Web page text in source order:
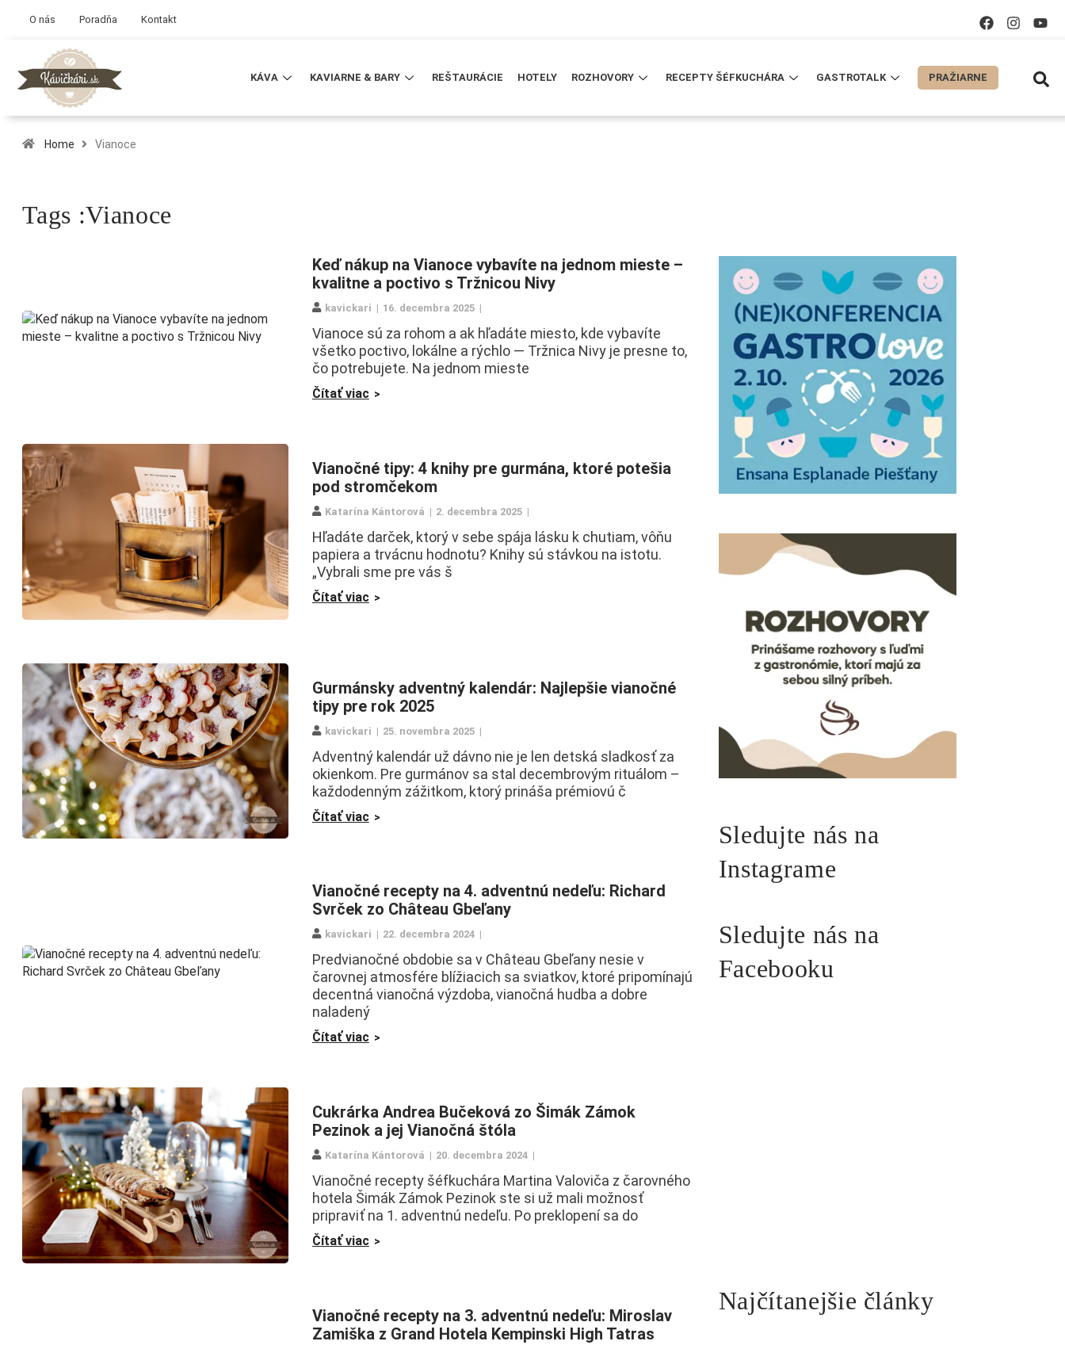
O nás Poradňa Kontakt
KÁVA KAVIARNE & BARY REŠTAURÁCIE HOTELY ROZHOVORY RECEPTY ŠÉFKUCHÁRA GASTROTALK PRAŽIARNE
Home Vianoce
Tags :Vianoce
Keď nákup na Vianoce vybavíte na jednom mieste –
kvalitne a poctivo s Tržnicou Nivy
kavickari 16. decembra 2025
Vianoce sú za rohom a ak hľadáte miesto, kde vybavíte
všetko poctivo, lokálne a rýchlo — Tržnica Nivy je presne to,
čo potrebujete. Na jednom mieste
Čítať viac
Vianočné tipy: 4 knihy pre gurmána, ktoré potešia
pod stromčekom
Katarína Kántorová 2. decembra 2025
Hľadáte darček, ktorý v sebe spája lásku k chutiam, vôňu
papiera a trvácnu hodnotu? Knihy sú stávkou na istotu.
„Vybrali sme pre vás š
Čítať viac
Gurmánsky adventný kalendár: Najlepšie vianočné
tipy pre rok 2025
kavickari 25. novembra 2025
Adventný kalendár už dávno nie je len detská sladkosť za
okienkom. Pre gurmánov sa stal decembrovým rituálom –
každodenným zážitkom, ktorý prináša prémiovú č
Čítať viac
Vianočné recepty na 4. adventnú nedeľu: Richard
Svrček zo Château Gbeľany
kavickari 22. decembra 2024
Predvianočné obdobie sa v Château Gbeľany nesie v
čarovnej atmosfére blížiacich sa sviatkov, ktoré pripomínajú
decentná vianočná výzdoba, vianočná hudba a dobre
naladený
Čítať viac
Cukrárka Andrea Bučeková zo Šimák Zámok
Pezinok a jej Vianočná štóla
Katarína Kántorová 20. decembra 2024
Vianočné recepty šéfkuchára Martina Valoviča z čarovného
hotela Šimák Zámok Pezinok ste si už mali možnosť
pripraviť na 1. adventnú nedeľu. Po preklopení sa do
Čítať viac
Vianočné recepty na 3. adventnú nedeľu: Miroslav
Zamiška z Grand Hotela Kempinski High Tatras
Sledujte nás na
Instagrame
Sledujte nás na
Facebooku
Najčítanejšie články